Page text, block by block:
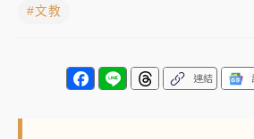
到來時引起我的好奇
地午後雷雨
#文教
連結